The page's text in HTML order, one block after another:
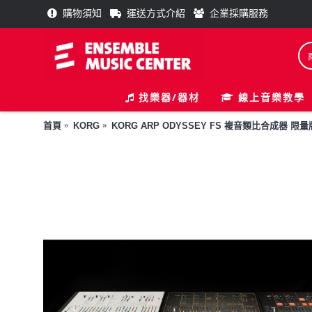
購物須知 運送方式介紹 企業採購服務
找樂器/器材 線上音樂教學
首頁 KORG KORG ARP ODYSSEY FS 複音類比合成器 限量